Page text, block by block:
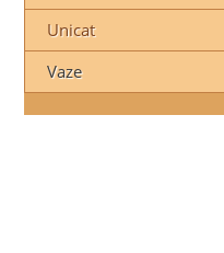
Unicat
Vaze